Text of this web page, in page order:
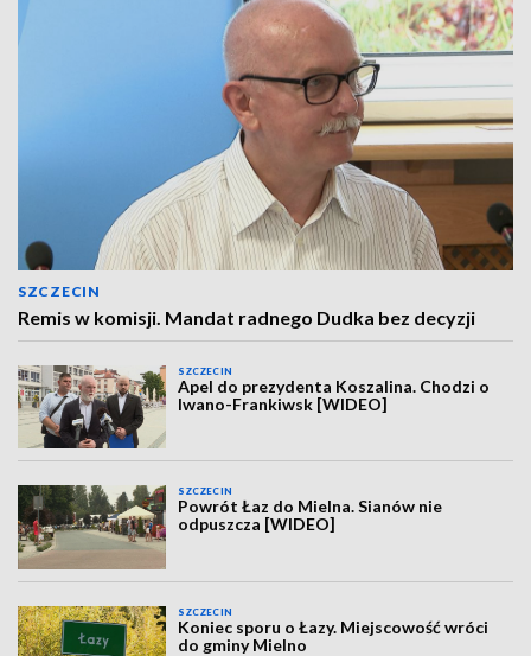
SZCZECIN
Remis w komisji. Mandat radnego Dudka bez decyzji
SZCZECIN
Apel do prezydenta Koszalina. Chodzi o
Iwano-Frankiwsk [WIDEO]
SZCZECIN
Powrót Łaz do Mielna. Sianów nie
odpuszcza [WIDEO]
SZCZECIN
Koniec sporu o Łazy. Miejscowość wróci
do gminy Mielno